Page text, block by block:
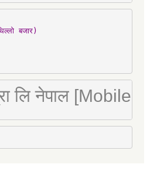
बजार)
लि नेपाल [Mobile